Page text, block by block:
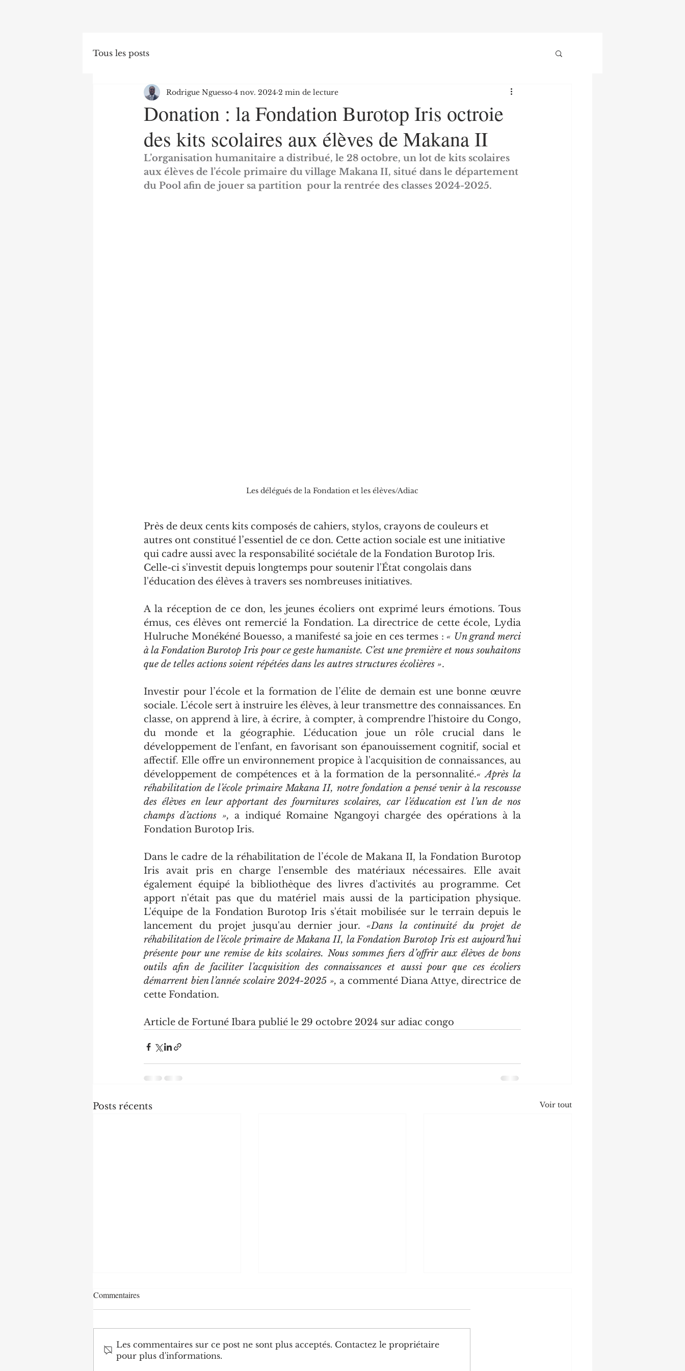
Tous les posts
Donation : la Fondation Burotop Iris octroie
des kits scolaires aux élèves de Makana II
Rodrigue Nguesso 4 nov. 2024 2 min de lecture
L’organisation humanitaire a distribué, le 28 octobre, un lot de kits scolaires
aux élèves de l’école primaire du village Makana II, situé dans le département
du Pool afin de jouer sa partition  pour la rentrée des classes 2024-2025.
Les délégués de la Fondation et les élèves/Adiac
Près de deux cents kits composés de cahiers, stylos, crayons de couleurs et
autres ont constitué l’essentiel de ce don. Cette action sociale est une initiative
qui cadre aussi avec la responsabilité sociétale de la Fondation Burotop Iris.
Celle-ci s'investit depuis longtemps pour soutenir l'État congolais dans
l'éducation des élèves à travers ses nombreuses initiatives.
A la réception de ce don, les jeunes écoliers ont exprimé leurs émotions. Tous
émus, ces élèves ont remercié la Fondation. La directrice de cette école, Lydia
Hulruche Monékéné Bouesso, a manifesté sa joie en ces termes : « Un grand merci
à la Fondation Burotop Iris pour ce geste humaniste. C’est une première et nous souhaitons
que de telles actions soient répétées dans les autres structures écolières ».
Investir pour l’école et la formation de l’élite de demain est une bonne œuvre
sociale. L'école sert à instruire les élèves, à leur transmettre des connaissances. En
classe, on apprend à lire, à écrire, à compter, à comprendre l'histoire du Congo,
du monde et la géographie. L'éducation joue un rôle crucial dans le
développement de l'enfant, en favorisant son épanouissement cognitif, social et
affectif. Elle offre un environnement propice à l'acquisition de connaissances, au
développement de compétences et à la formation de la personnalité.« Après la
réhabilitation de l’école primaire Makana II, notre fondation a pensé venir à la rescousse
des élèves en leur apportant des fournitures scolaires, car l’éducation est l’un de nos
champs d’actions », a indiqué Romaine Ngangoyi chargée des opérations à la
Fondation Burotop Iris.
Dans le cadre de la réhabilitation de l’école de Makana II, la Fondation Burotop
Iris avait pris en charge l'ensemble des matériaux nécessaires. Elle avait
également équipé la bibliothèque des livres d'activités au programme. Cet
apport n'était pas que du matériel mais aussi de la participation physique.
L'équipe de la Fondation Burotop Iris s'était mobilisée sur le terrain depuis le
lancement du projet jusqu'au dernier jour. «Dans la continuité du projet de
réhabilitation de l’école primaire de Makana II, la Fondation Burotop Iris est aujourd’hui
présente pour une remise de kits scolaires. Nous sommes fiers d’offrir aux élèves de bons
outils afin de faciliter l’acquisition des connaissances et aussi pour que ces écoliers
démarrent bien l’année scolaire 2024-2025 », a commenté Diana Attye, directrice de
cette Fondation.
Article de Fortuné Ibara publié le 29 octobre 2024 sur adiac congo
Posts récents Voir tout
Commentaires
Les commentaires sur ce post ne sont plus acceptés. Contactez le propriétaire
pour plus d'informations.